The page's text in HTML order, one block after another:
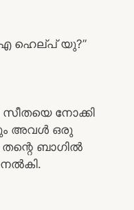
ഹെല്പ് യു?”
നോക്കി
അവൾ ഒരു
ബാഗിൽ